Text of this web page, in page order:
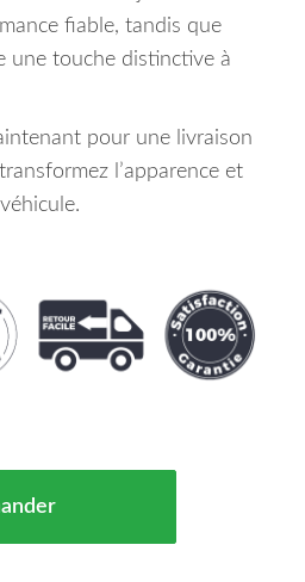
fiable, tandis que
une touche distinctive à
pour une livraison
l’apparence et